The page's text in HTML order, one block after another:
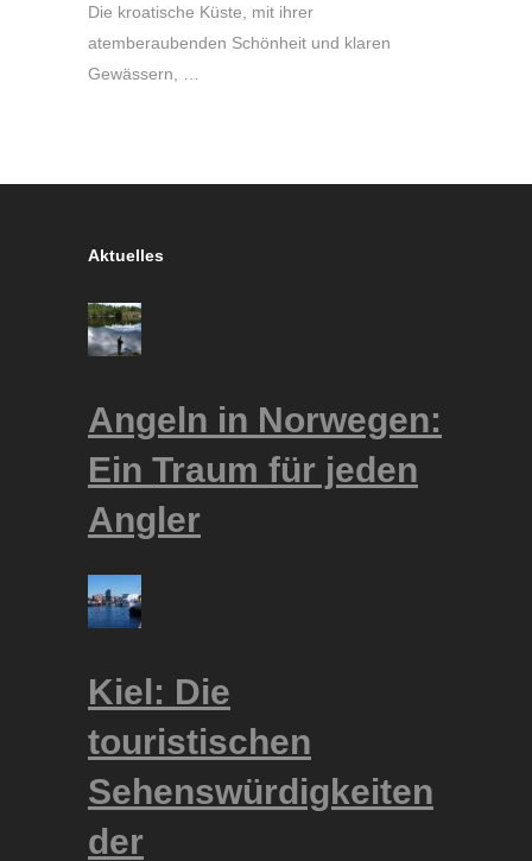
Die kroatische Küste, mit ihrer
atemberaubenden Schönheit und klaren
Gewässern, …
Aktuelles
Angeln in Norwegen:
Ein Traum für jeden
Angler
Kiel: Die
touristischen
Sehenswürdigkeiten
der